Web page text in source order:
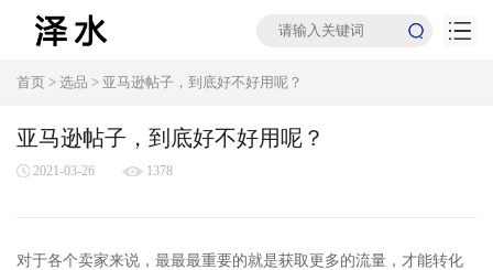
首页 > 选品 > 亚马逊帖子，到底好不好用呢？
亚马逊帖子，到底好不好用呢？
2021-03-26 1378
对于各个卖家来说，最最最重要的就是获取更多的流量，才能转化